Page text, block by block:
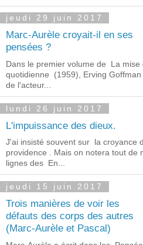
jeudi 29 juin 2017
Marc-Aurèle croyait-il en ses
pensées ?
Dans le premier volume de La mise
quotidienne (1959), Erving
de l'acteur...
lundi 26 juin 2017
L'impuissance des dieux.
J'ai insisté souvent sur la croyance
providence . Mais on notera tout de
lignes des En...
jeudi 15 juin 2017
Trois manières de voir les
défauts des corps des autres
(Marc-Aurèle et Pascal)